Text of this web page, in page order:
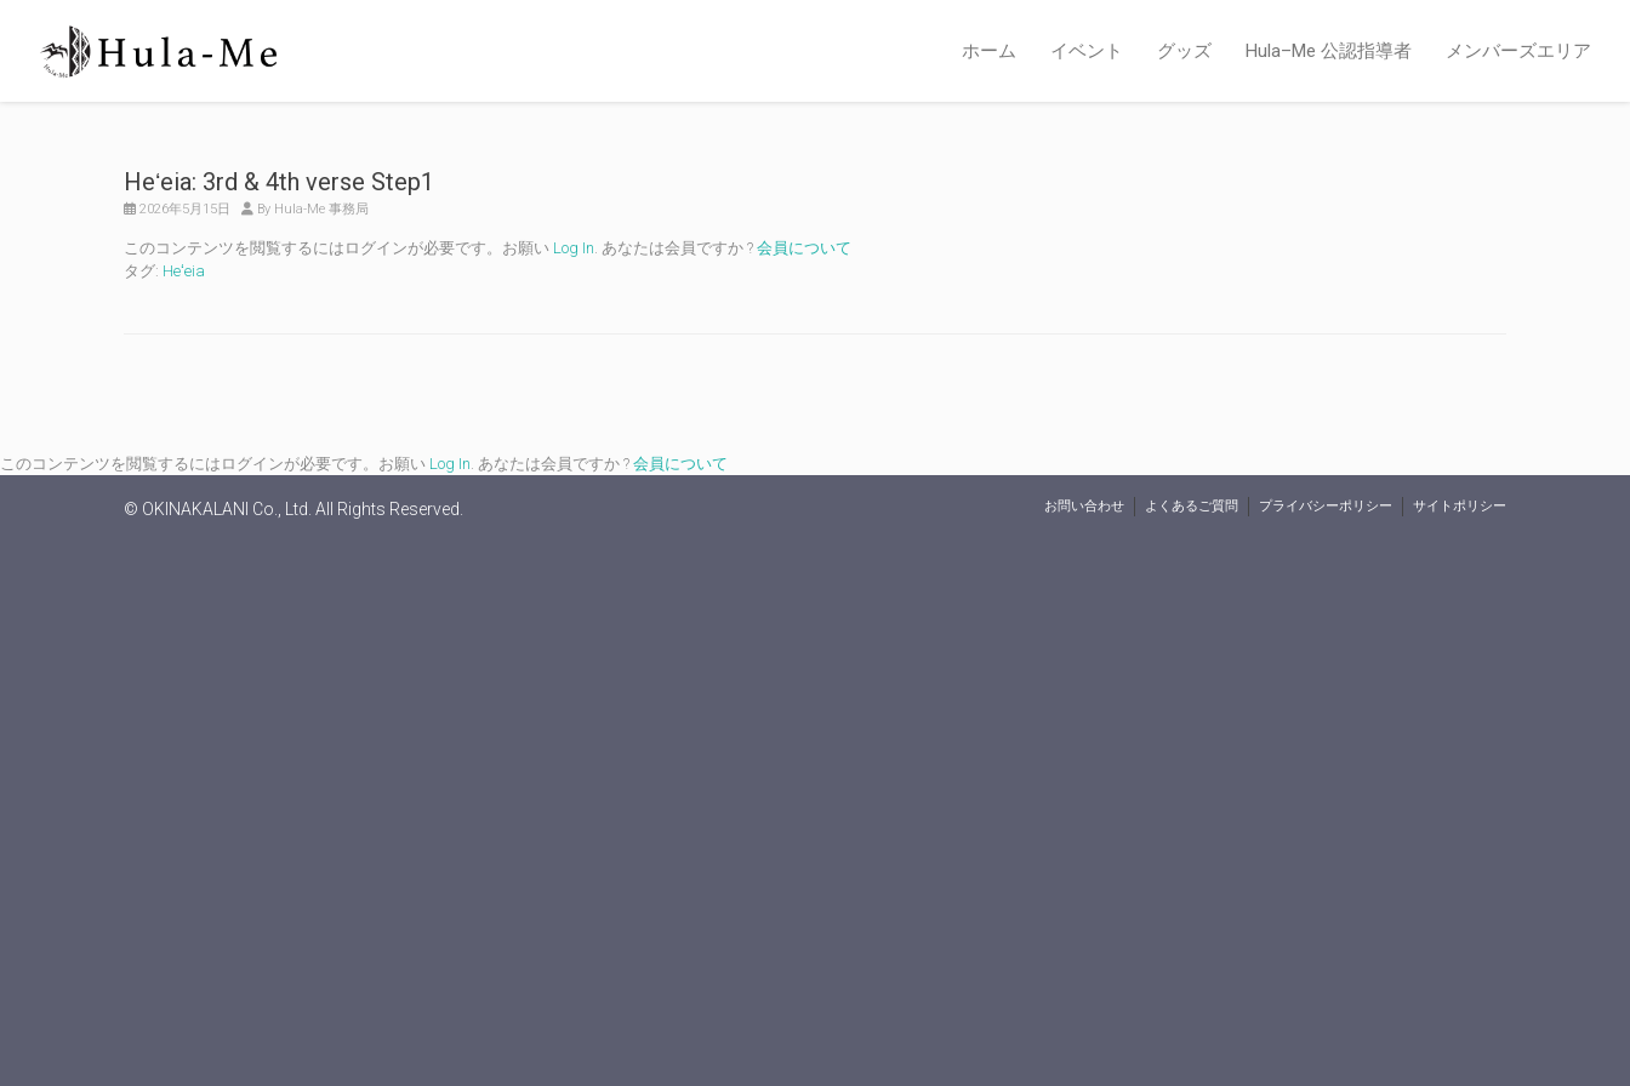
ホーム イベント グッズ Hula–Me 公認指導者 メンバーズエリア
Heʻeia: 3rd & 4th verse Step1
2026年5月15日 By Hula-Me 事務局
このコンテンツを閲覧するにはログインが必要です。お願い Log In. あなたは会員ですか ? 会員について
タグ: Heʻeia
このコンテンツを閲覧するにはログインが必要です。お願い Log In. あなたは会員ですか ? 会員について
© OKINAKALANI Co., Ltd. All Rights Reserved. お問い合わせ よくあるご質問 プライバシーポリシー サイトポリシー